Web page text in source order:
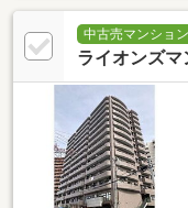
中古売マンション
ライオンズ